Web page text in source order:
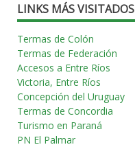
LINKS MÁS VISITADOS
Termas de Colón
Termas de Federación
Accesos a Entre Ríos
Victoria, Entre Ríos
Concepción del Uruguay
Termas de Concordia
Turismo en Paraná
PN El Palmar